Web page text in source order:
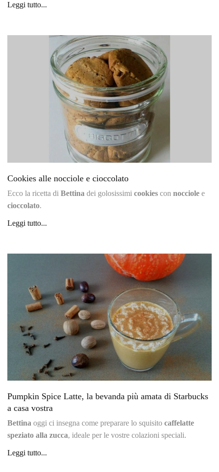
Leggi tutto...
Cookies alle nocciole e cioccolato
Ecco la ricetta di Bettina dei golosissimi cookies con nocciole e
cioccolato.
Leggi tutto...
Pumpkin Spice Latte, la bevanda più amata di Starbucks
a casa vostra
Bettina oggi ci insegna come preparare lo squisito caffelatte
speziato alla zucca, ideale per le vostre colazioni speciali.
Leggi tutto...